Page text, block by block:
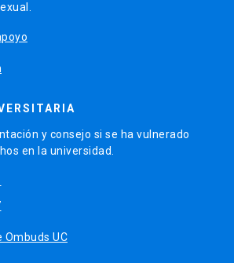
y consejo si se ha vulnerado
en la universidad.
Ombuds UC